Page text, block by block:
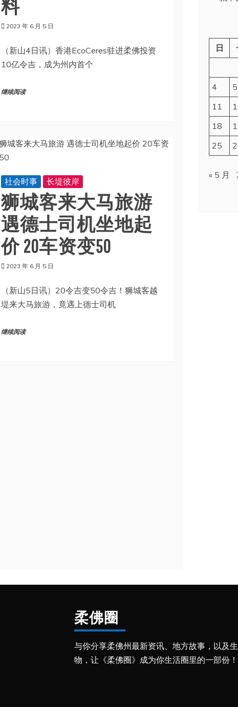
料
2023 年 6 月 5 日
（新山4日讯）香港EcoCeres驻进柔佛投资
10亿令吉，成为州内首个
继续阅读
社会时事 长堤彼岸
狮城客来大马旅游
遇德士司机坐地起
价 20车资变50
2023 年 6 月 5 日
（新山5日讯）20令吉变50令吉！狮城客越
堤来大马旅游，竟遇上德士司机
继续阅读
日
4
5
11
18
25
« 5 月
柔佛圈
与你分享柔佛州最新资讯、地方故事，以及
物，让《柔佛圈》成为你生活圈里的一部份！